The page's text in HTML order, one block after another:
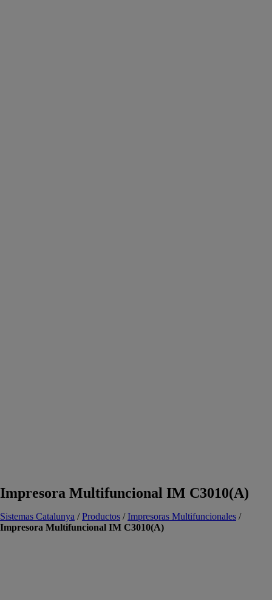
Impresora Multifuncional IM C3010(A)
Sistemas Catalunya /Productos /Impresoras Multifuncionales /
Impresora Multifuncional IM C3010(A)